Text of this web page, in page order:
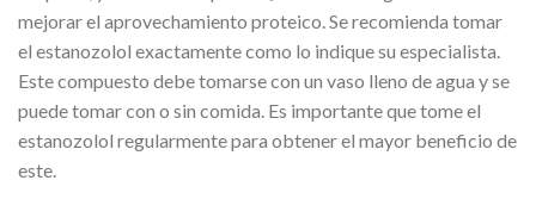
mejorar el aprovechamiento proteico. Se recomienda tomar
el estanozolol exactamente como lo indique su especialista.
Este compuesto debe tomarse con un vaso lleno de agua y se
puede tomar con o sin comida. Es importante que tome el
estanozolol regularmente para obtener el mayor beneficio de
este.